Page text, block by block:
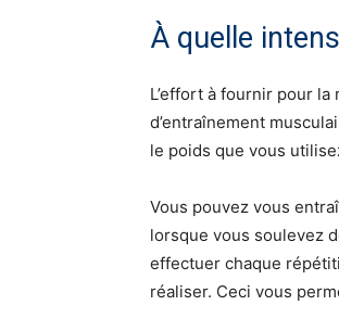
À quelle
L’effort à fournir pour la
d’entraînement
le poids que vous
Vous pouvez vous
lorsque vous soulevez
effectuer chaque
réaliser. Ceci vous